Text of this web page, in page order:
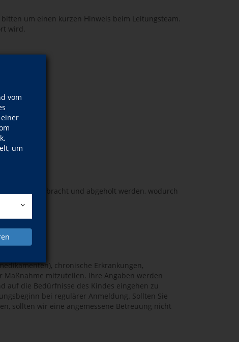
vom
um
um einen kurzen Hinweis beim Leitungsteam.
wird.
gebracht und abgeholt werden, wodurch
chronische Erkrankungen,
Maßnahme mitzuteilen. Ihre Angaben werden
auf die Bedürfnisse des Kindes eingehen zu
bei regulärer Anmeldung. Sollten Sie
sollten wir eine angemessene Betreuung nicht